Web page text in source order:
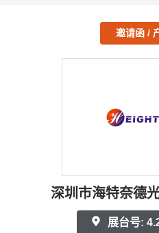
邀请函 /
深圳市海特奈德
展台号: